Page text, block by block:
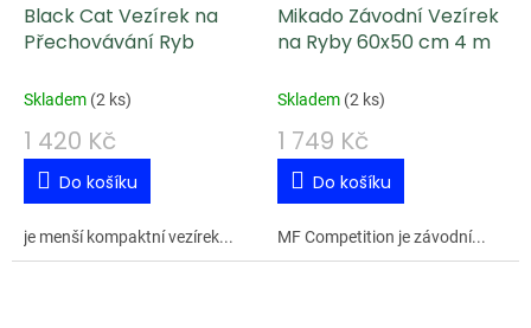
Black Cat Vezírek na
Přechovávání Ryb
Skladem (2 ks)
1 420 Kč
Do košíku
je menší kompaktní vezírek...
Mikado Závodní Vezírek
na Ryby 60x50 cm 4 m
Skladem (2 ks)
1 749 Kč
Do košíku
MF Competition je závodní...